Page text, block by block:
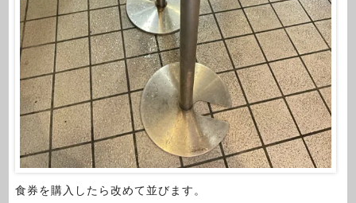
食券を購入したら改めて並びます。